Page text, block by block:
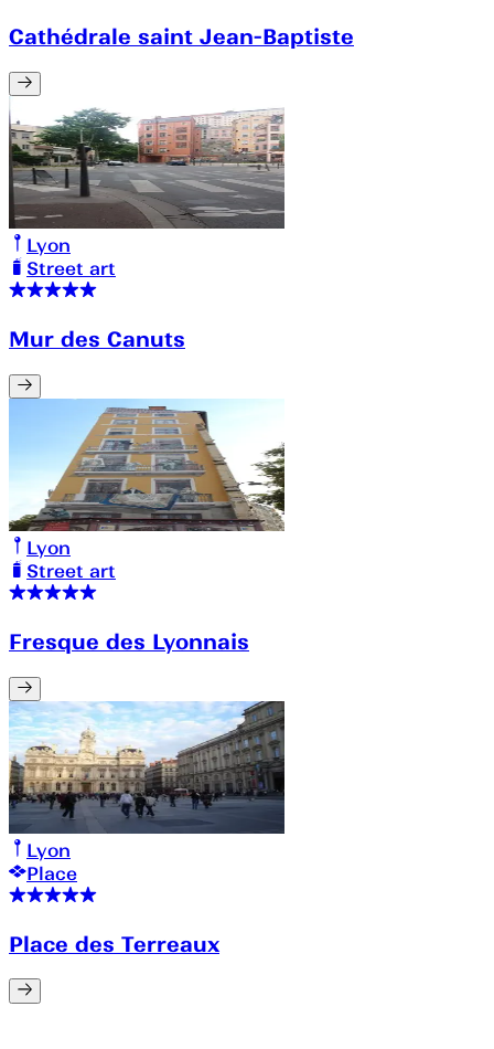
Cathédrale saint Jean-Baptiste
Lyon
Street art
Mur des Canuts
Lyon
Street art
Fresque des Lyonnais
Lyon
Place
Place des Terreaux